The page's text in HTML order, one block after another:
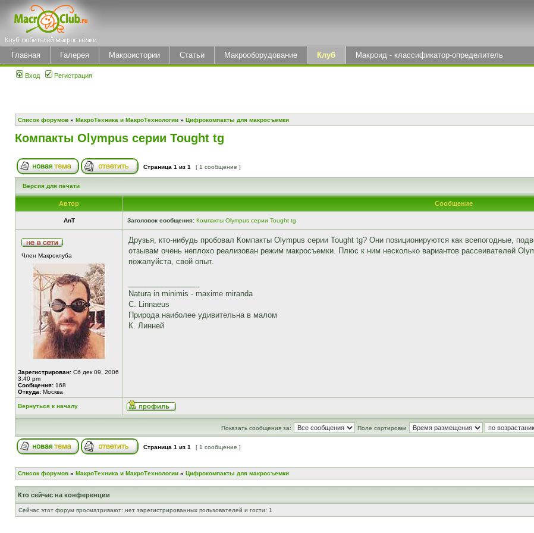
Главная Галерея Макроистории Статьи Макрооборудование Клуб Макроид - классификатор-определитель
Вход Регистрация
Список форумов » МакроТехника и МакроТехнологии » Цифрокомпакты для макросъемки
Компакты Olympus серии Tought tg
Страница 1 из 1 [ 1 сообщение ]
Версия для печати
Автор Сообщение
AnT Заголовок сообщения: Компакты Olympus серии Tought tg
Член Макроклуба
Зарегистрирован: Сб дек 09, 2006
3:40 pm
Сообщения: 168
Откуда: Москва
Друзья, кто-нибудь пробовал Компакты Olympus серии Tought tg? Они позиционируются как всепогодные,
отзывам очень неплохо реализован режим макросъемки. Плюс к ним несколько вариантов рассеивателей
пожалуйста, свой опыт.
Natura in minimis - maxime miranda
C. Linnaeus
Природа наиболее удивительна в малом
К. Линней
Вернуться к началу
Показать сообщения за: Поле сортировки
Страница 1 из 1 [ 1 сообщение ]
Список форумов » МакроТехника и МакроТехнологии » Цифрокомпакты для макросъемки
Кто сейчас на конференции
Сейчас этот форум просматривают: нет зарегистрированных пользователей и гости: 1